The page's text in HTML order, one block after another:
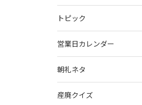
トピック
営業日カレンダー
朝礼ネタ
産廃クイズ